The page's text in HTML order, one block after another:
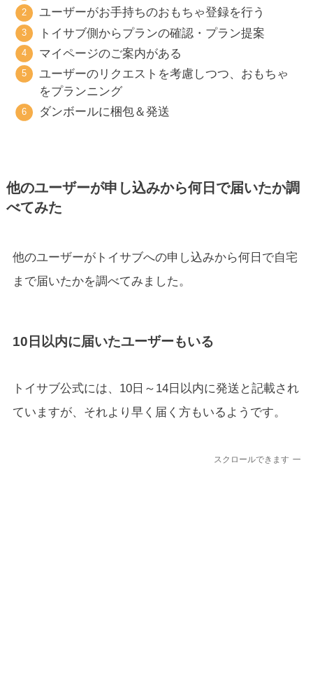
ユーザーがお手持ちのおもちゃ登録を行う
トイサブ側からプランの確認・プラン提案
マイページのご案内がある
ユーザーのリクエストを考慮しつつ、おもちゃ
をプランニング
ダンボールに梱包＆発送
他のユーザーが申し込みから何日で届いたか調
べてみた
他のユーザーがトイサブへの申し込みから何日で自宅
まで届いたかを調べてみました。
10日以内に届いたユーザーもいる
トイサブ公式には、10日～14日以内に発送と記載され
ていますが、それより早く届く方もいるようです。
スクロールできます